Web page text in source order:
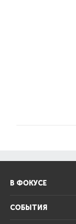
В ФОКУСЕ
СОБЫТИЯ